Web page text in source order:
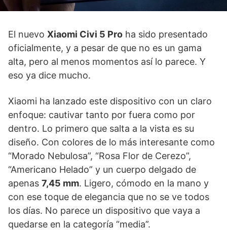
El nuevo Xiaomi Civi 5 Pro ha sido presentado
oficialmente, y a pesar de que no es un gama
alta, pero al menos momentos así lo parece. Y
eso ya dice mucho.
Xiaomi ha lanzado este dispositivo con un claro
enfoque: cautivar tanto por fuera como por
dentro. Lo primero que salta a la vista es su
diseño. Con colores de lo más interesante como
“Morado Nebulosa”, “Rosa Flor de Cerezo”,
“Americano Helado” y un cuerpo delgado de
apenas 7,45 mm. Ligero, cómodo en la mano y
con ese toque de elegancia que no se ve todos
los días. No parece un dispositivo que vaya a
quedarse en la categoría “media”.